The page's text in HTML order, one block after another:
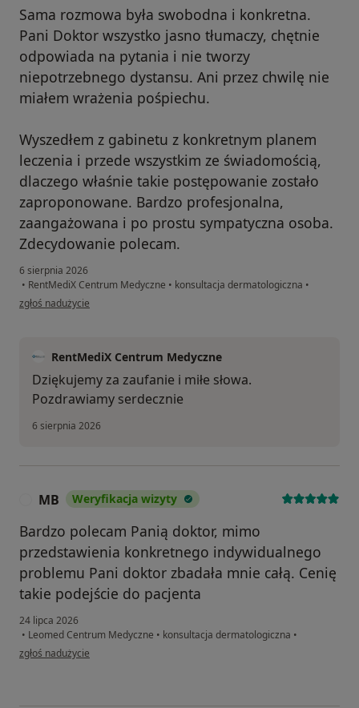
Sama rozmowa była swobodna i konkretna.
Pani Doktor wszystko jasno tłumaczy, chętnie
odpowiada na pytania i nie tworzy
niepotrzebnego dystansu. Ani przez chwilę nie
miałem wrażenia pośpiechu.
Wyszedłem z gabinetu z konkretnym planem
leczenia i przede wszystkim ze świadomością,
dlaczego właśnie takie postępowanie zostało
zaproponowane. Bardzo profesjonalna,
zaangażowana i po prostu sympatyczna osoba.
Zdecydowanie polecam.
6 sierpnia 2026
• RentMediX Centrum Medyczne • konsultacja dermatologiczna •
w opinii użytkownika ŁH
zgłoś nadużycie
RentMediX Centrum Medyczne
Dziękujemy za zaufanie i miłe słowa.
Pozdrawiamy serdecznie
6 sierpnia 2026
MB Weryfikacja wizyty
Bardzo polecam Panią doktor, mimo
przedstawienia konkretnego indywidualnego
problemu Pani doktor zbadała mnie całą. Cenię
takie podejście do pacjenta
24 lipca 2026
• Leomed Centrum Medyczne • konsultacja dermatologiczna •
w opinii użytkownika MB
zgłoś nadużycie